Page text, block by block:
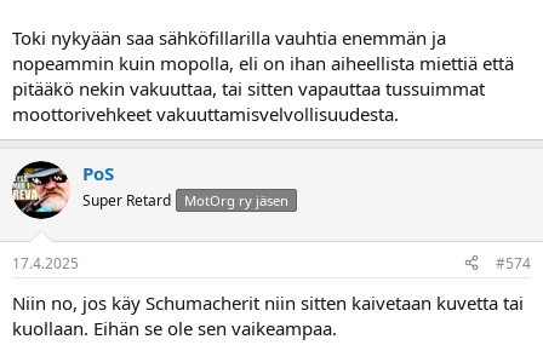
Toki nykyään saa sähköfillarilla vauhtia enemmän ja
nopeammin kuin mopolla, eli on ihan aiheellista miettiä että
pitääkö nekin vakuuttaa, tai sitten vapauttaa tussuimmat
moottorivehkeet vakuuttamisvelvollisuudesta.
PoS
Super Retard MotOrg ry jäsen
17.4.2025 #574
Niin no, jos käy Schumacherit niin sitten kaivetaan kuvetta tai
kuollaan. Eihän se ole sen vaikeampaa.